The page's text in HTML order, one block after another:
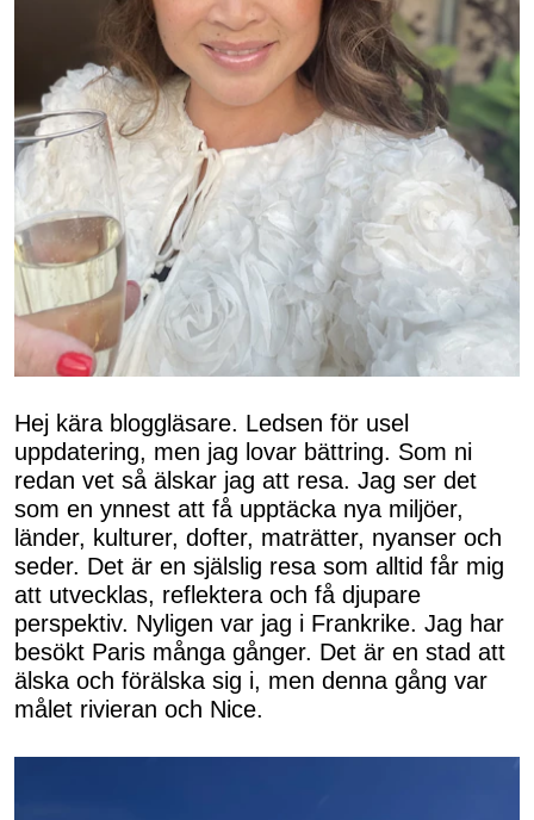
Hej kära bloggläsare. Ledsen för usel
uppdatering, men jag lovar bättring. Som ni
redan vet så älskar jag att resa. Jag ser det
som en ynnest att få upptäcka nya miljöer,
länder, kulturer, dofter, maträtter, nyanser och
seder. Det är en själslig resa som alltid får mig
att utvecklas, reflektera och få djupare
perspektiv. Nyligen var jag i Frankrike. Jag har
besökt Paris många gånger. Det är en stad att
älska och förälska sig i, men denna gång var
målet rivieran och Nice.